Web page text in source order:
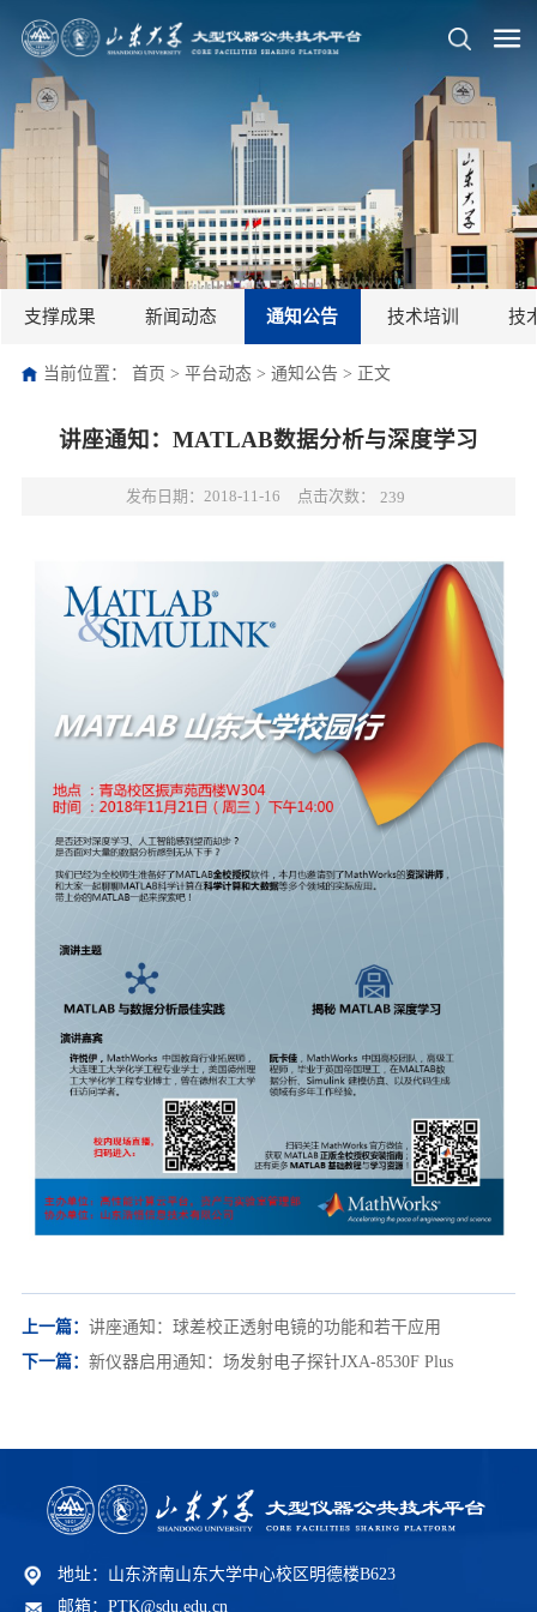
支撑成果 新闻动态 通知公告 技术培训 技
当前位置：首页 >平台动态 >通知公告 > 正文
讲座通知：MATLAB数据分析与深度学习
发布日期：2018-11-16 点击次数： 239
上一篇： 讲座通知：球差校正透射电镜的功能和若干应用
下一篇： 新仪器启用通知：场发射电子探针JXA-8530F Plus
地址：山东济南山东大学中心校区明德楼B623
邮箱：PTK@sdu.edu.cn